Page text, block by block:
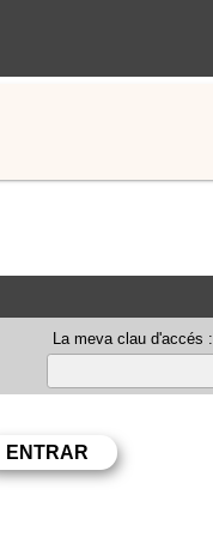
La meva clau d'accés :